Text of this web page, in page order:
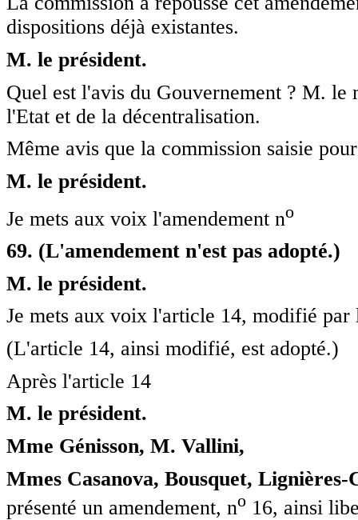
dispositions déjà existantes.
M. le président.
Quel est l'avis du Gouvernement ? M.
l'Etat et de la décentralisation.
Même avis que la commission saisie
M. le président.
Je mets aux voix l'amendement no
69. (L'amendement n'est pas adopté.)
M. le président.
Je mets aux voix l'article 14, modifié par
(L'article 14, ainsi modifié, est adopté.)
Après l'article 14
M. le président.
Mme Génisson, M. Vallini,
Mmes Casanova, Bousquet, Lignières-
présenté un amendement, no 16, ainsi